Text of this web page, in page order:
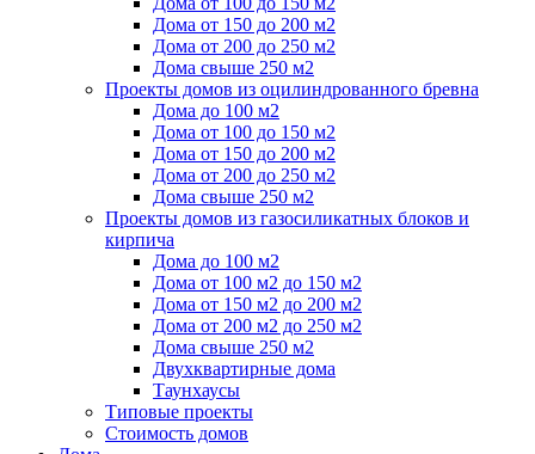
Дома от 150 до 200 м2
Дома от 200 до 250 м2
Дома свыше 250 м2
Проекты домов из оцилиндрованного бревна
Дома до 100 м2
Дома от 100 до 150 м2
Дома от 150 до 200 м2
Дома от 200 до 250 м2
Дома свыше 250 м2
Проекты домов из газосиликатных блоков и
кирпича
Дома до 100 м2
Дома от 100 м2 до 150 м2
Дома от 150 м2 до 200 м2
Дома от 200 м2 до 250 м2
Дома свыше 250 м2
Двухквартирные дома
Таунхаусы
Типовые проекты
Стоимость домов